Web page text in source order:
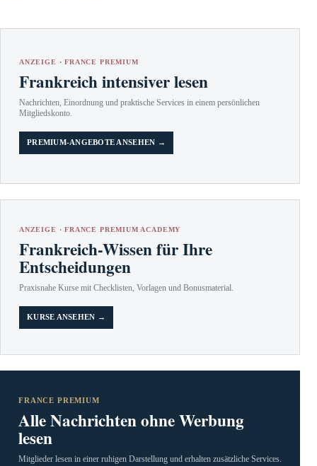
ANZEIGE · FRANCE PREMIUM
Frankreich intensiver lesen
Nachrichten, Einordnung und praktische Services in einem persönlichen
Mitgliedskonto.
PREMIUM-ANGEBOTE ANSEHEN →
ANZEIGE · FRANCE PREMIUM ACADEMY
Frankreich-Wissen für Ihre
Entscheidungen
Praxisnahe Kurse mit Checklisten, Vorlagen und Bonusmaterial.
KURSE ANSEHEN →
FRANCE PREMIUM
Alle Nachrichten ohne Werbung
lesen
Mitglieder lesen in einer ruhigen Darstellung und erhalten zusätzliche Services.